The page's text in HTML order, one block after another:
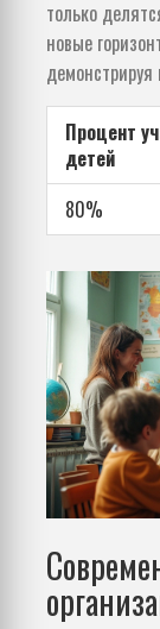
только
новые
демонстрируя
Процент
детей
80%